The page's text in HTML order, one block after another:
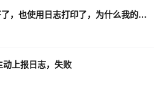
应用研发平台EMAS配置好了，也使用日志打印了，为什么我的控制台看不到设备啊？
上报日志，失败